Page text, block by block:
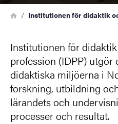
Länkstig
HemInstitutionen för didaktik
Institutionen för
profession (IDPP) utgör
didaktiska miljöerna i
forskning, utbildning
lärandets och
processer och resultat.